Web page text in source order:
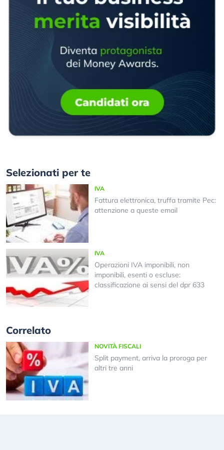
Selezionati per te
IVA
Fattura elettronica, truffa tramite Pec:
attenzione a queste email
IVA
Operazioni IVA imponibili, non
imponibili, esenti o escluse:
classificazione ai sensi del dpr 633
Correlato
NOVITÀ FISCALI
Split payment, arriva la proroga per
altri tre anni